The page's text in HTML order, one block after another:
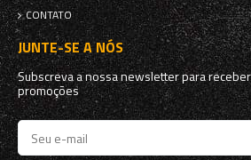
CONTATO
JUNTE-SE A NÓS
Subscreva a nossa newsletter para
promoções